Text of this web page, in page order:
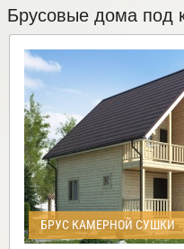
Брусовые дома
БРУС КАМЕРНОЙ СУШКИ